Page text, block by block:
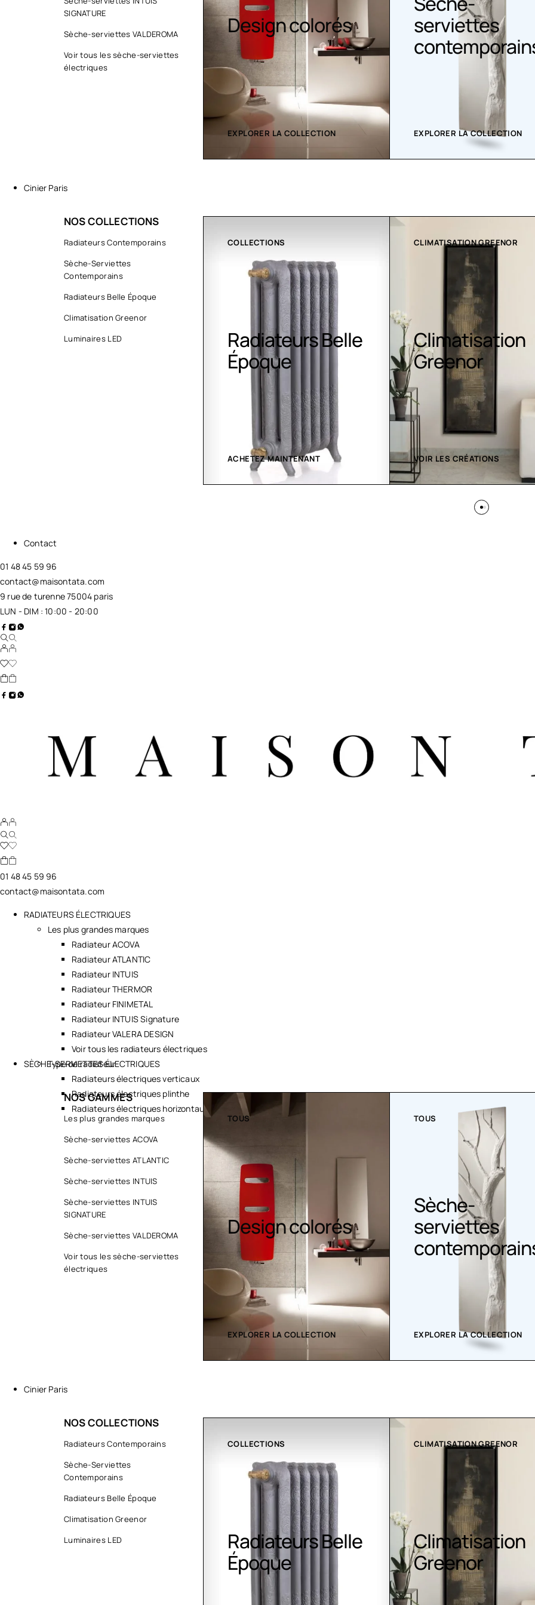
SIGNATURE
Sèche-serviettes VALDEROMA
Voir tous les sèche-serviettes
électriques
Sèche serviette Design colorés
EXPLORER LA COLLECTION
serviettes
EXPLORER LA COLLECTION
Cinier Paris
NOS COLLECTIONS
Radiateurs Contemporains
Sèche-Serviettes
Contemporains
Radiateurs Belle Époque
Climatisation Greenor
Luminaires LED
COLLECTIONS
Radiateurs Belle
CLIMATISATION GREENOR
Climatisation
Greenor
VOIR LES CRÉATIONS
COLLECTION LT
Luminaires LED
VOIR LES CRÉATIONS
Contact
01 48 45 59 96
contact@maisontata.com
9 rue de turenne 75004 paris
LUN - DIM : 10:00 - 20:00
01 48 45 59 96
contact@maisontata.com
RADIATEURS ÉLECTRIQUES
Les plus grandes marques
Radiateur ACOVA
Radiateur ATLANTIC
Radiateur INTUIS
Radiateur THERMOR
Radiateur FINIMETAL
Radiateur INTUIS Signature
Radiateur VALERA DESIGN
Voir tous les radiateurs électriques
Type de radiateur
Radiateurs électriques verticaux
Radiateurs électriques plinthe
Radiateurs électriques horizontaux
SÈCHE-SERVIETTES ÉLECTRIQUES
NOS GAMMES
Les plus grandes marques
Sèche-serviettes ACOVA
Sèche-serviettes ATLANTIC
Sèche-serviettes INTUIS
Sèche-serviettes INTUIS
SIGNATURE
Sèche-serviettes VALDEROMA
Voir tous les sèche-serviettes
électriques
Sèche serviette
TOUS
Design colorés
EXPLORER LA COLLECTION
TOUS
Sèche-
serviettes
EXPLORER LA COLLECTION
Cinier Paris
NOS COLLECTIONS
Radiateurs Contemporains
Sèche-Serviettes
Contemporains
Radiateurs Belle Époque
Climatisation Greenor
Luminaires LED
COLLECTIONS
Radiateurs Belle
CLIMATISATION GREENOR
Climatisation
Greenor
COLLECTION LT
Luminaires LED